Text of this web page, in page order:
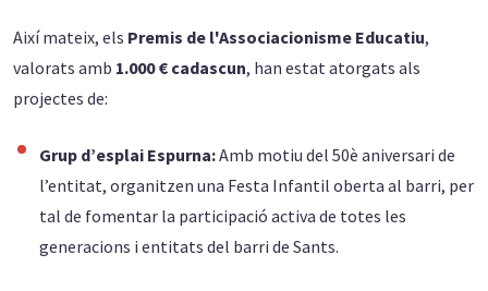
Així mateix, els Premis de l'Associacionisme Educatiu,
valorats amb 1.000 € cadascun, han estat atorgats als
projectes de:
Grup d’esplai Espurna:Amb motiu del 50è aniversari de
l’entitat, organitzen una Festa Infantil oberta al barri, per
tal de fomentar la participació activa de totes les
generacions i entitats del barri de Sants.